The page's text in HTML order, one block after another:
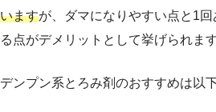
いますが、ダマになりやすい点と1
る点がデメリットとして挙げられます
デンプン系とろみ剤のおすすめは以